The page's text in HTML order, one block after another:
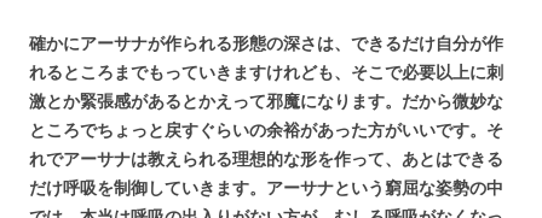
確かにアーサナが作られる形態の深さは、できるだけ自分が作
れるところまでもっていきますけれども、そこで必要以上に刺
激とか緊張感があるとかえって邪魔になります。だから微妙な
ところでちょっと戻すぐらいの余裕があった方がいいです。そ
れでアーサナは教えられる理想的な形を作って、あとはできる
だけ呼吸を制御していきます。アーサナという窮屈な姿勢の中